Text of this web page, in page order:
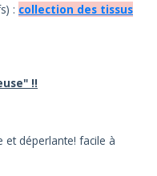
: collection des tissus
!!
et déperlante! facile à